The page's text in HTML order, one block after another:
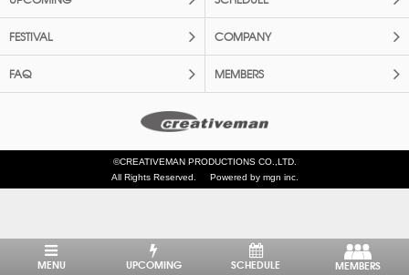
FESTIVAL COMPANY
FAQ MEMBERS
©CREATIVEMAN PRODUCTIONS CO.,LTD.
All Rights Reserved.
Powered by mgn inc.
MENU UPCOMING SCHEDULE MEMBERS